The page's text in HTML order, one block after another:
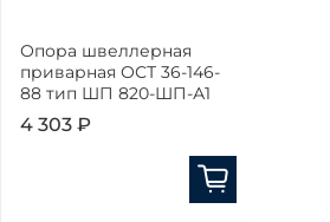
Опора швеллерная
приварная ОСТ 36-146-
88 тип ШП 820-ШП-А1
4 303 ₽